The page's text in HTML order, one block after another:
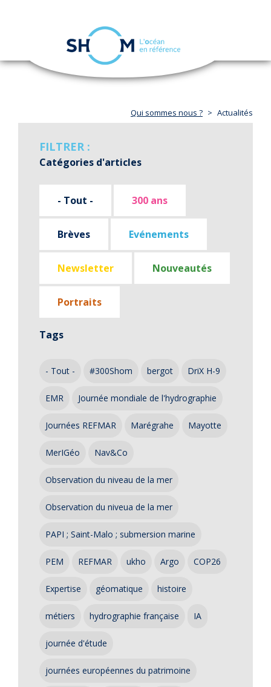
Aller
navigation
Qui sommes nous ? Actualités
FILTRER :
Catégories d'articles
- Tout - 300 ans
Brèves Evénements
Newsletter Nouveautés
Portraits
Tags
- Tout - #300Shom bergot DriX H-9
EMR Journée mondiale de l'hydrographie
Journées REFMAR Marégrahe Mayotte
MerIGéo Nav&Co
Observation du niveau de la mer
Observation du niveua de la mer
PAPI ; Saint-Malo ; submersion marine
PEM REFMAR ukho Argo COP26
Expertise géomatique histoire
métiers hydrographie française IA
journée d'étude
journées européennes du patrimoine